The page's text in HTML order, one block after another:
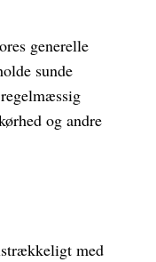
generelle
sunde
og andre
med